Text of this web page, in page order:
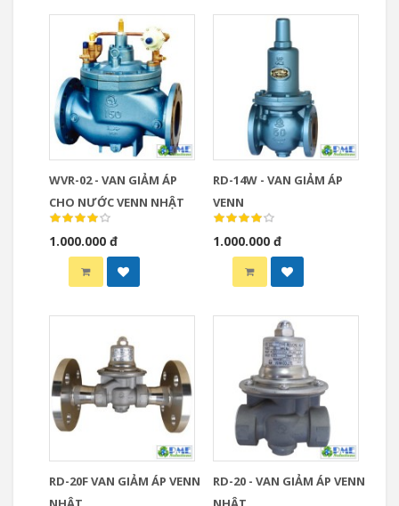
WVR-02 - VAN GIẢM ÁP
CHO NƯỚC VENN NHẬT
1.000.000 đ
RD-14W - VAN GIẢM ÁP
VENN
1.000.000 đ
RD-20F VAN GIẢM ÁP VENN
RD-20 - VAN GIẢM ÁP VENN